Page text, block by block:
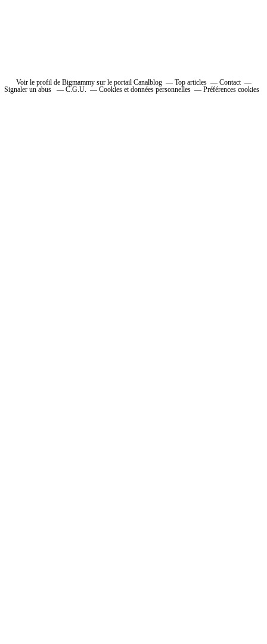
Voir le profil de Bigmammy sur le portail Canalblog Top articles
Contact
Signaler un abus
C.G.U. Cookies et données personnelles Préférences cookies